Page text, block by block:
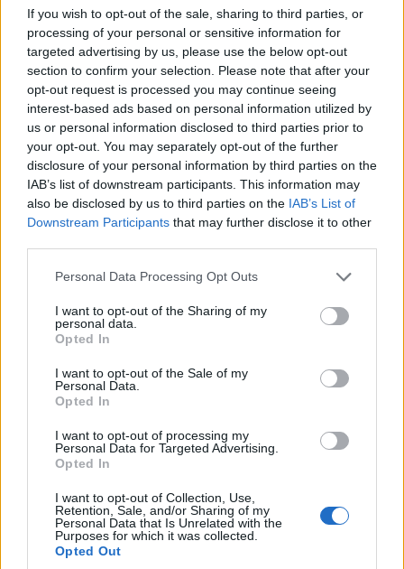
If you wish to opt-out of the sale, sharing to third parties, or
processing of your personal or sensitive information for
targeted advertising by us, please use the below opt-out
section to confirm your selection. Please note that after your
opt-out request is processed you may continue seeing
interest-based ads based on personal information utilized by
us or personal information disclosed to third parties prior to
your opt-out. You may separately opt-out of the further
disclosure of your personal information by third parties on the
IAB’s list of downstream participants. This information may
also be disclosed by us to third parties on the IAB’s List of
Downstream Participants that may further disclose it to other
Please note that this website/app uses one or more Google
not limited to your visit or usage behaviour. You may click to
grant or deny consent to Google and its third-party tags to
use your data for below specified purposes in below Google
consent section.
Personal Data Processing Opt Outs
I want to opt-out of the Sharing of my
personal data.
Opted In
I want to opt-out of the Sale of my
Personal Data.
Opted In
I want to opt-out of processing my
Personal Data for Targeted Advertising.
Opted In
I want to opt-out of Collection, Use,
Retention, Sale, and/or Sharing of my
Personal Data that Is Unrelated with the
Purposes for which it was collected.
Opted Out
εμπειρία συνδεσιμότητας σε ακόμα
περισσότερα σπίτια και επιχειρήσεις. Η
επένδυση του Ομίλου Vodafone, αποδεικνύει
έμπρακτα τη στρατηγική σημασία που αποδίδει
στην ελληνική αγορά και τη διαρκή του
δέσμευση για την ανάπτυξή της. Θα
συνεχίσουμε να διευρύνουμε το αποτύπωμά
μας στη χώρα, συμβάλλοντας στη μετάβαση
από τον χαλκό στην οπτική ίνα και στην
επίτευξη των εθνικών στόχων ψηφιακής
κάλυψης».
Η ΔΕΗ ενδιαφέρεται για
τηλεφωνίας
9 Μαΐου 2026, 11:57 πμ
συμφωνία για τη
συνεισφορά των κλάδων
σε μια νέα εταιρεία στην
Ελλάδα
24 Ιουλίου 2020, 8:28 πμ